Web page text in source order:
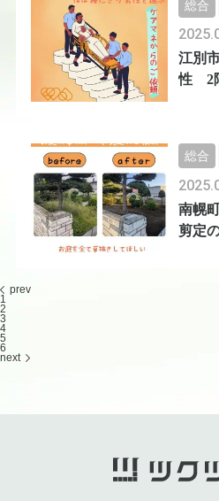
江別
性 2
総合
南幌
剪定
総合
prev
1
2
3
4
5
6
next